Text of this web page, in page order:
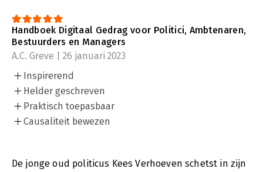
Handboek Digitaal Gedrag voor Politici, Ambtenaren,
Bestuurders en Managers
A.C. Greve | 26 januari 2023
Inspirerend
Helder geschreven
Praktisch toepasbaar
Causaliteit bewezen
De jonge oud politicus Kees Verhoeven schetst in zijn